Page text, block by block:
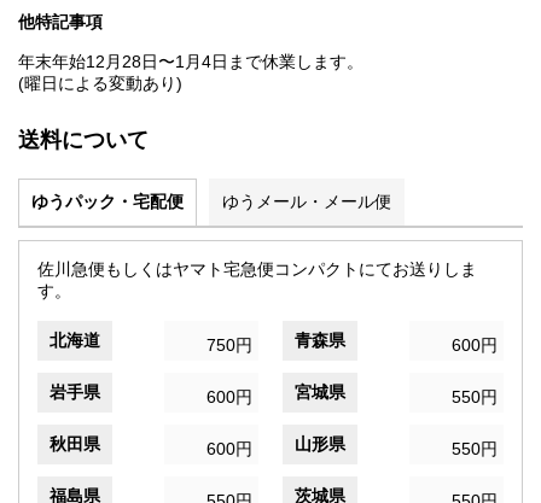
他特記事項
年末年始12月28日〜1月4日まで休業します。
(曜日による変動あり)
送料について
ゆうパック・宅配便 ゆうメール・メール便
佐川急便もしくはヤマト宅急便コンパクトにてお送りしま
す。
北海道 750円 青森県 600円
岩手県 600円 宮城県 550円
秋田県 600円 山形県 550円
福島県 茨城県